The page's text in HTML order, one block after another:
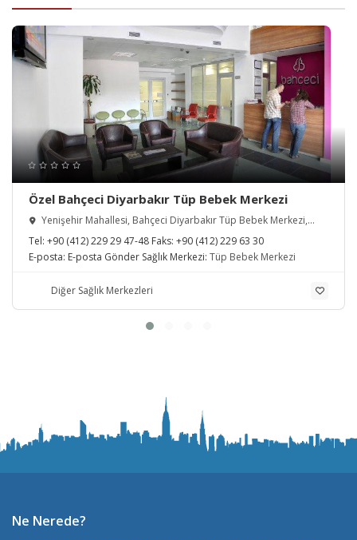
Özel Bahçeci Diyarbakır Tüp Bebek Merkezi
Yenişehir Mahallesi, Bahçeci Diyarbakır Tüp Bebek Merkezi,
Tel: +90 (412) 229 29 47-48 Faks: +90 (412) 229 63 30
E-posta: E-posta Gönder Sağlık Merkezi: Tüp Bebek Merkezi
Diğer Sağlık Merkezleri
Ne Nerede?